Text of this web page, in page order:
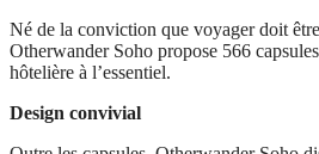
Né de la conviction que voyager doit
Otherwander Soho propose 566
hôtelière à l’essentiel.
Design convivial